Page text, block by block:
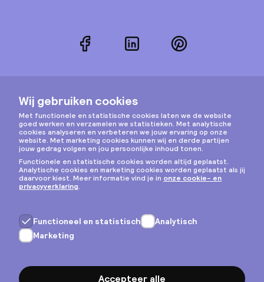
FacebookLinkedInPinterest
Instagram
Privacy & cookies
Algemene voorwaarden